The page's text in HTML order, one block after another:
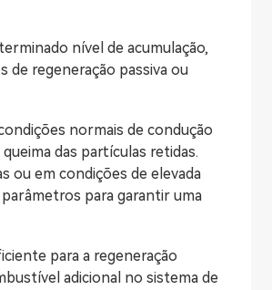
nível de acumulação,
de regeneração passiva ou
normais de condução
das partículas retidas.
ou em condições de elevada
para garantir uma
para a regeneração
adicional no sistema de